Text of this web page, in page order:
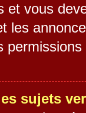
et vous
les
sujets